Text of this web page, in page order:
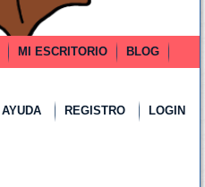
MI ESCRITORIO
BLOG
AYUDA REGISTRO LOGIN